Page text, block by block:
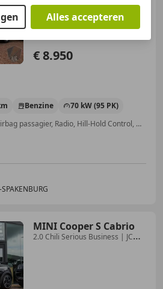
€ 8.950
Benzine
70 kW (95 PK)
Alarm, Stoelverwarming, Airbag passagier, Radio, Hill-Hold Control, Dakrails, Elektrisch verstelbare buitenspiegels, Bluetooth
MINI Cooper S Cabrio
2.0 Chili Serious Business | JCW |
Alles accepteren